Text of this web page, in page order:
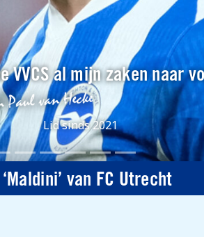
al mijn zaken naar
Lid sinds 2021
van FC Utrecht